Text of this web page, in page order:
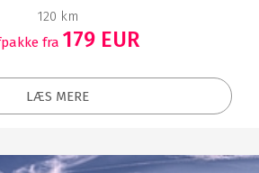
120 km
fra 179 EUR
LÆS MERE